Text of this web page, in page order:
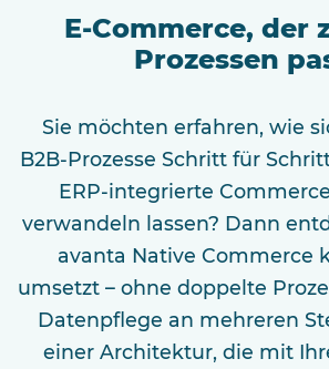
E-Commerce, der
Prozessen
Sie möchten erfahren, wie
B2B-Prozesse Schritt für
ERP-integrierte
verwandeln lassen? Dann
avanta Native Commerce
umsetzt – ohne doppelte
Datenpflege an mehreren
einer Architektur, die mit